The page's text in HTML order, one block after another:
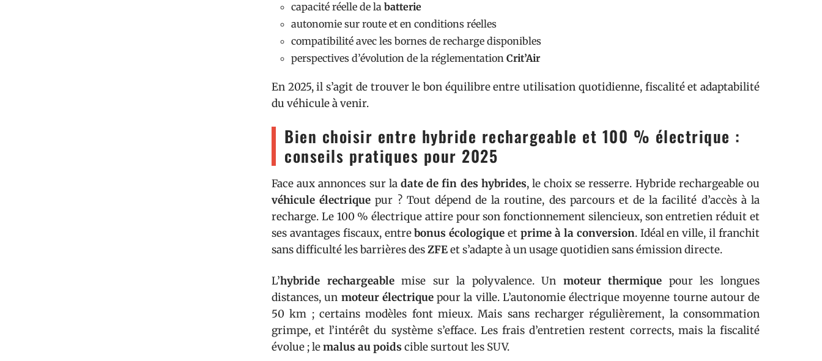
capacité réelle de la batterie
autonomie sur route et en conditions réelles
compatibilité avec les bornes de recharge disponibles
perspectives d’évolution de la réglementation Crit’Air
En 2025, il s’agit de trouver le bon équilibre entre utilisation quotidienne, fiscalité et adaptabilité
du véhicule à venir.
Bien choisir entre hybride rechargeable et 100 % électrique :
conseils pratiques pour 2025
Face aux annonces sur la date de fin des hybrides, le choix se resserre. Hybride rechargeable ou
véhicule électrique pur ? Tout dépend de la routine, des parcours et de la facilité d’accès à la
recharge. Le 100 % électrique attire pour son fonctionnement silencieux, son entretien réduit et
ses avantages fiscaux, entrebonus écologique etprime à la conversion. Idéal en ville, il franchit
sans difficulté les barrières desZFEet s’adapte à un usage quotidien sans émission directe.
L’hybride rechargeablemise sur la polyvalence. Un moteur thermique pour les longues
distances, un moteur électriquepour la ville. L’autonomie électrique moyenne tourne autour de
50 km ; certains modèles font mieux. Mais sans recharger régulièrement, la consommation
grimpe, et l’intérêt du système s’efface. Les frais d’entretien restent corrects, mais la fiscalité
évolue ; lemalus au poids cible surtout les SUV.